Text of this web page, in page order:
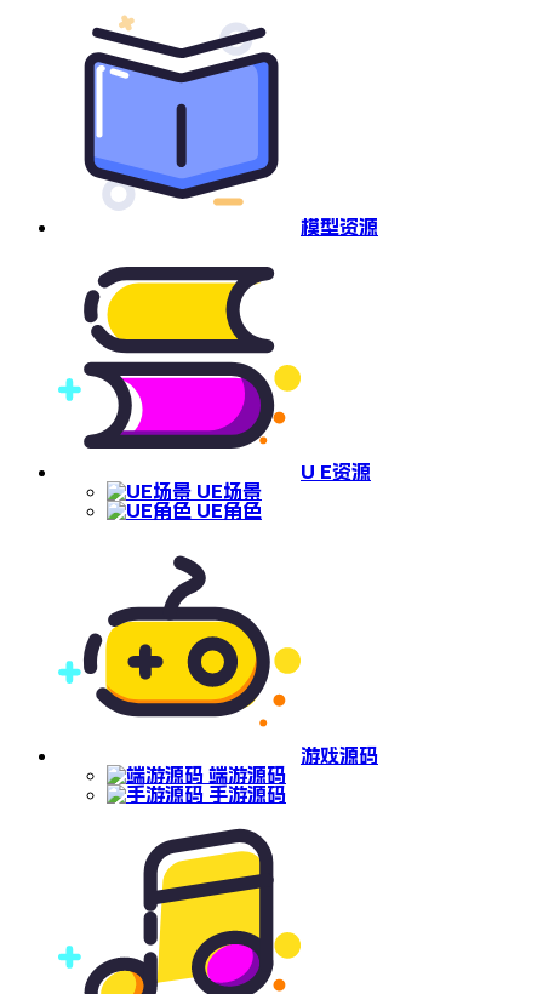
模型资源
U E资源
UE场景
UE角色
游戏源码
端游源码
手游源码